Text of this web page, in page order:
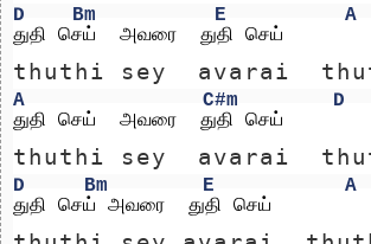
D Bm E
A
துதி செய்  அவரை  துதி செய்
thuthi sey  avarai
A C#m
D
துதி செய்  அவரை  துதி செய்
thuthi sey  avarai
D Bm E
A
துதி செய் அவரை  துதி செய்